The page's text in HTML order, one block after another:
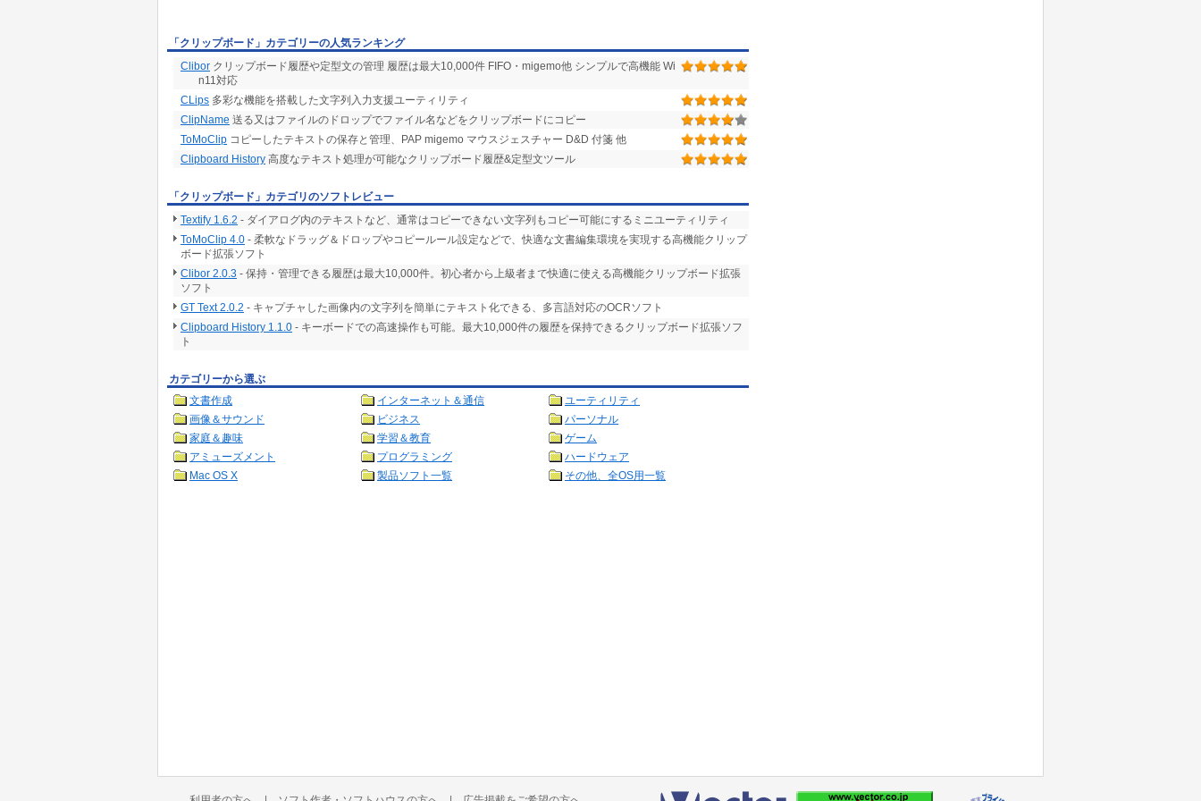
「クリップボード」カテゴリーの人気ランキング
Clibor クリップボード履歴や定型文の管理 履歴は最大10,000件 FIFO・migemo他 シンプルで高機能 Wi
n11対応
CLips 多彩な機能を搭載した文字列入力支援ユーティリティ
ClipName 送る又はファイルのドロップでファイル名などをクリップボードにコピー
ToMoClip コピーしたテキストの保存と管理、PAP migemo マウスジェスチャー D&D 付箋 他
Clipboard History 高度なテキスト処理が可能なクリップボード履歴&定型文ツール
「クリップボード」カテゴリのソフトレビュー
Textify 1.6.2 - ダイアログ内のテキストなど、通常はコピーできない文字列もコピー可能にするミニユーティリティ
ToMoClip 4.0 - 柔軟なドラッグ＆ドロップやコピールール設定などで、快適な文書編集環境を実現する高機能クリップ
ボード拡張ソフト
Clibor 2.0.3 - 保持・管理できる履歴は最大10,000件。初心者から上級者まで快適に使える高機能クリップボード拡張
ソフト
GT Text 2.0.2 - キャプチャした画像内の文字列を簡単にテキスト化できる、多言語対応のOCRソフト
Clipboard History 1.1.0 - キーボードでの高速操作も可能。最大10,000件の履歴を保持できるクリップボード拡張ソフ
ト
カテゴリーから選ぶ
文書作成
インターネット＆通信
ユーティリティ
画像＆サウンド
ビジネス
パーソナル
家庭＆趣味
学習＆教育
ゲーム
アミューズメント
プログラミング
ハードウェア
Mac OS X
製品ソフト一覧 その他、全OS用一覧